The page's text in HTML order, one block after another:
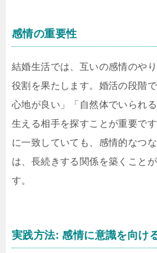
感情の重要性
結婚生活では、互いの感情のや
役割を果たします。婚活の段階
心地が良い」「自然体でいられ
生える相手を探すことが重要で
に一致していても、感情的なつ
は、長続きする関係を築くこと
す。
実践方法: 感情に意識を向け